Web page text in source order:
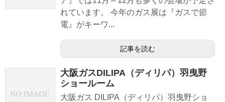
れています。 今年のガス展は『ガスで節
電』がキーワ...
記事を読む
大阪ガスDILIPA（ディリパ）羽曳野
ショールーム
大阪ガス DILIPA（ディリパ）羽曳野ショ